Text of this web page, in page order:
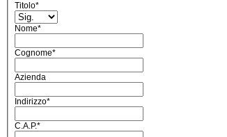
Titolo*
Nome*
Cognome*
Azienda
Indirizzo*
C.A.P.*